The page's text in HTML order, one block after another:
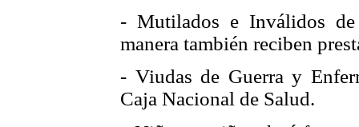
- Mutilados e Inválidos
manera también reciben
- Viudas de Guerra y
Caja Nacional de Salud.